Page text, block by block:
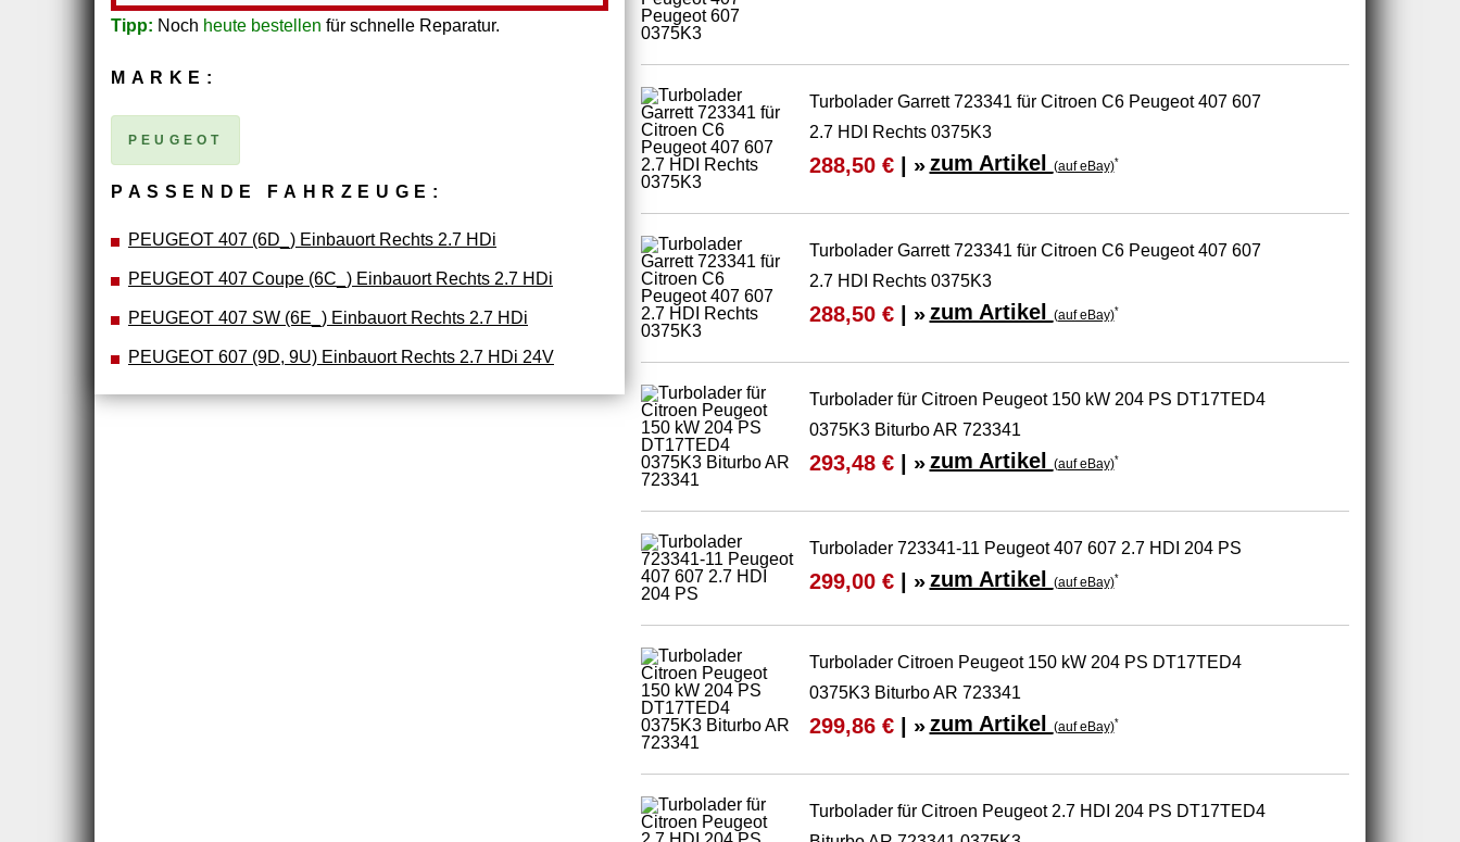
Tipp: Noch heute bestellen für schnelle Reparatur.
MARKE:
PEUGEOT
PASSENDE FAHRZEUGE:
PEUGEOT 407 (6D_) Einbauort Rechts 2.7 HDi
PEUGEOT 407 Coupe (6C_) Einbauort Rechts 2.7 HDi
PEUGEOT 407 SW (6E_) Einbauort Rechts 2.7 HDi
PEUGEOT 607 (9D, 9U) Einbauort Rechts 2.7 HDi 24V
Turbolader Garrett 723341 für Citroen C6 Peugeot 407 607
2.7 HDI Rechts 0375K3
288,50 €| » zum Artikel (auf eBay)*
Turbolader Garrett 723341 für Citroen C6 Peugeot 407 607
2.7 HDI Rechts 0375K3
288,50 €| » zum Artikel (auf eBay)*
Turbolader für Citroen Peugeot 150 kW 204 PS DT17TED4
0375K3 Biturbo AR 723341
293,48 €| » zum Artikel (auf eBay)*
Turbolader 723341-11 Peugeot 407 607 2.7 HDI 204 PS
299,00 €| » zum Artikel (auf eBay)*
Turbolader Citroen Peugeot 150 kW 204 PS DT17TED4
0375K3 Biturbo AR 723341
299,86 €| » zum Artikel (auf eBay)*
Turbolader für Citroen Peugeot 2.7 HDI 204 PS DT17TED4